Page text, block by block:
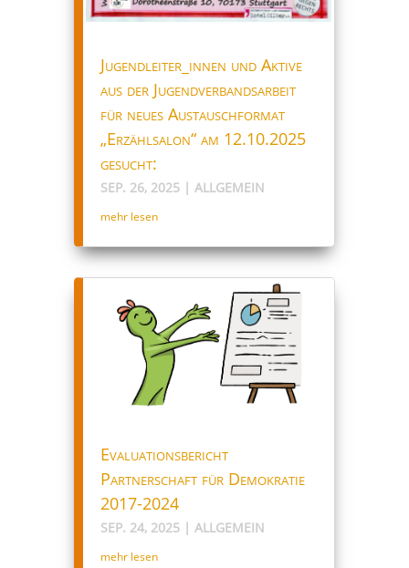
Jugendleiter_innen und Aktive
aus der Jugendverbandsarbeit
für neues Austauschformat
„Erzählsalon“ am 12.10.2025
gesucht:
SEP. 26, 2025| ALLGEMEIN
mehr lesen
Evaluationsbericht
Partnerschaft für Demokratie
2017-2024
SEP. 24, 2025| ALLGEMEIN
mehr lesen